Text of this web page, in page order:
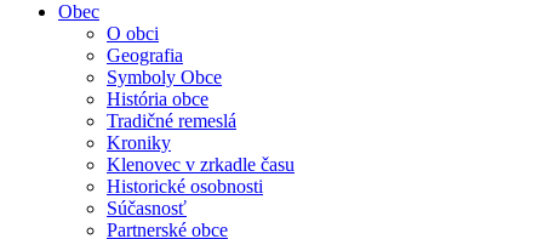
Obec
O obci
Geografia
Symboly Obce
História obce
Tradičné remeslá
Kroniky
Klenovec v zrkadle času
Historické osobnosti
Súčasnosť
Partnerské obce